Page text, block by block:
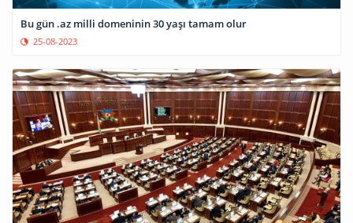
Bu gün .az milli domeninin 30 yaşı tamam olur
25-08-2023